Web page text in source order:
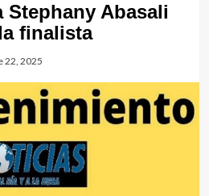
Stephany Abasali
finalista
22, 2025